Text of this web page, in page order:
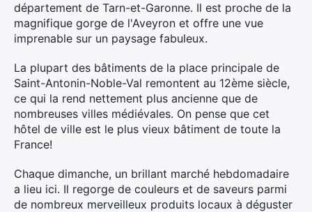
département de Tarn-et-Garonne. Il est proche de la
magnifique gorge de l'Aveyron et offre une vue
imprenable sur un paysage fabuleux.
La plupart des bâtiments de la place principale de
Saint-Antonin-Noble-Val remontent au 12ème siècle,
ce qui la rend nettement plus ancienne que de
nombreuses villes médiévales. On pense que cet
hôtel de ville est le plus vieux bâtiment de toute la
France!
Chaque dimanche, un brillant marché hebdomadaire
a lieu ici. Il regorge de couleurs et de saveurs parmi
de nombreux merveilleux produits locaux à déguster